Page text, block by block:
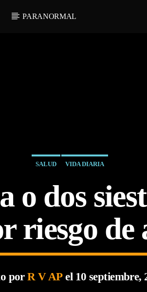
PARANORMAL
SALUD VIDA DIARIA
o dos
riesgo
porR V APel 10 septiembre,